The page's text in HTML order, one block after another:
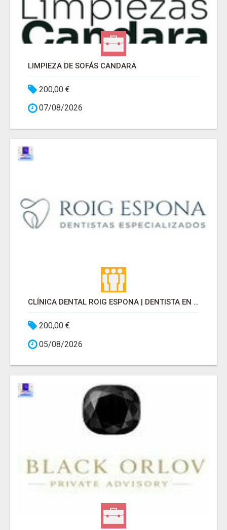
LIMPIEZA DE SOFÁS CANDARA
200,00 €
07/08/2026
CLÍNICA DENTAL ROIG ESPONA | DENTISTA EN SARRIA SANT GERVASI
200,00 €
05/08/2026